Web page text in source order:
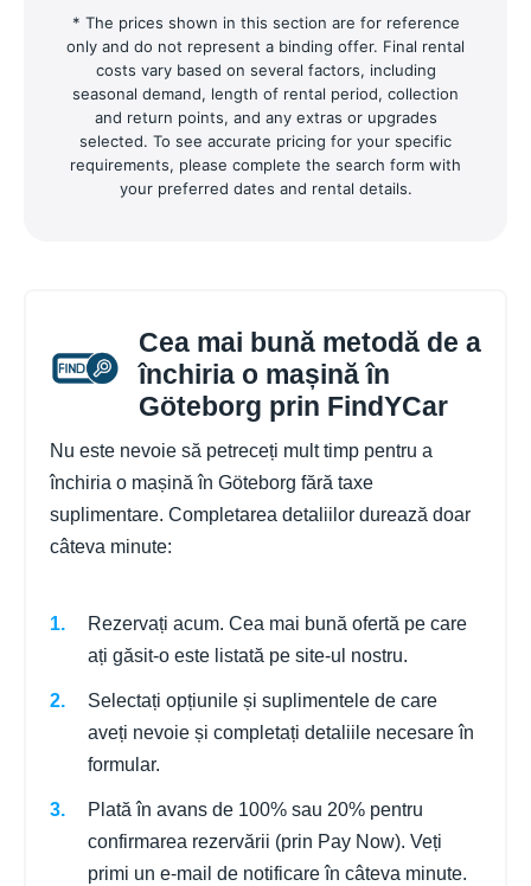
* The prices shown in this section are for reference
only and do not represent a binding offer. Final rental
costs vary based on several factors, including
seasonal demand, length of rental period, collection
and return points, and any extras or upgrades
selected. To see accurate pricing for your specific
requirements, please complete the search form with
your preferred dates and rental details.
Cea mai bună metodă de a
închiria o mașină în
Göteborg prin FindYCar
Nu este nevoie să petreceți mult timp pentru a
închiria o mașină în Göteborg fără taxe
suplimentare. Completarea detaliilor durează doar
câteva minute:
Rezervați acum. Cea mai bună ofertă pe care
ați găsit-o este listată pe site-ul nostru.
Selectați opțiunile și suplimentele de care
aveți nevoie și completați detaliile necesare în
formular.
Plată în avans de 100% sau 20% pentru
confirmarea rezervării (prin Pay Now). Veți
primi un e-mail de notificare în câteva minute.